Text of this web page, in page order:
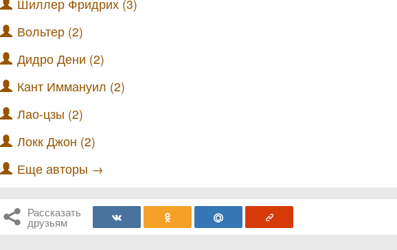
Шиллер Фридрих (3)
Вольтер (2)
Дидро Дени (2)
Кант Иммануил (2)
Лао-цзы (2)
Локк Джон (2)
Еще авторы →
Рассказать
друзьям